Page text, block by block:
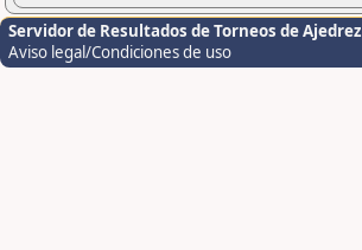
Servidor de Resultados de Torneos de Ajedrez
Aviso legal/Condiciones de uso